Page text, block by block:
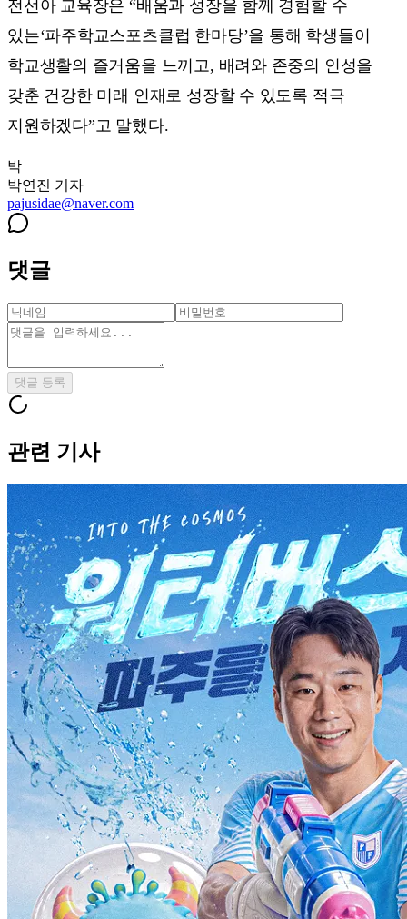
전선아 교육장은 “배움과 성장을 함께 경험할 수
있는‘파주학교스포츠클럽 한마당’을 통해 학생들이
학교생활의 즐거움을 느끼고, 배려와 존중의 인성을
갖춘 건강한 미래 인재로 성장할 수 있도록 적극
지원하겠다”고 말했다.
박
박연진 기자
pajusidae@naver.com
댓글
댓글 등록
관련 기사